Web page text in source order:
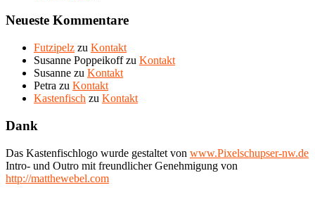
Neueste Kommentare
Futzipelz zu Kontakt
Susanne Poppeikoffzu Kontakt
Susanne zu Kontakt
Petra zu Kontakt
Kastenfisch zu Kontakt
Dank
Das Kastenfischlogo wurde gestaltet von www.Pixelschupser-nw.de
Intro- und Outro mit freundlicher Genehmigung von
http://matthewebel.com